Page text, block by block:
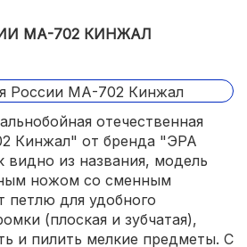
МА-702 КИНЖАЛ
отечественная
Кинжал" от бренда "ЭРА
видно из названия, модель
ножом со сменным
петлю для удобного
(плоская и зубчатая),
и пилить мелкие предметы. С